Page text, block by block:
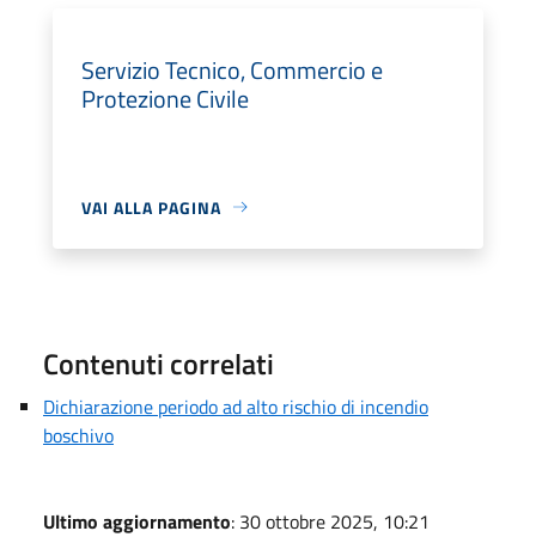
Servizio Tecnico, Commercio e
Protezione Civile
VAI ALLA PAGINA
Contenuti correlati
Dichiarazione periodo ad alto rischio di incendio
boschivo
Ultimo aggiornamento: 30 ottobre 2025, 10:21